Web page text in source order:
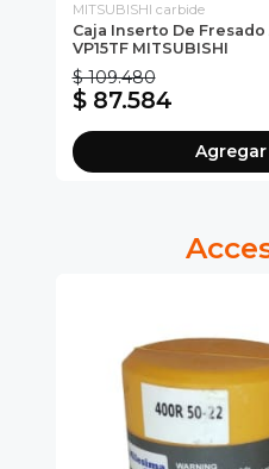
MITSUBISHI carbide
Caja Inserto De Fresado
VP15TF MITSUBISHI
$ 109.480
$ 87.584